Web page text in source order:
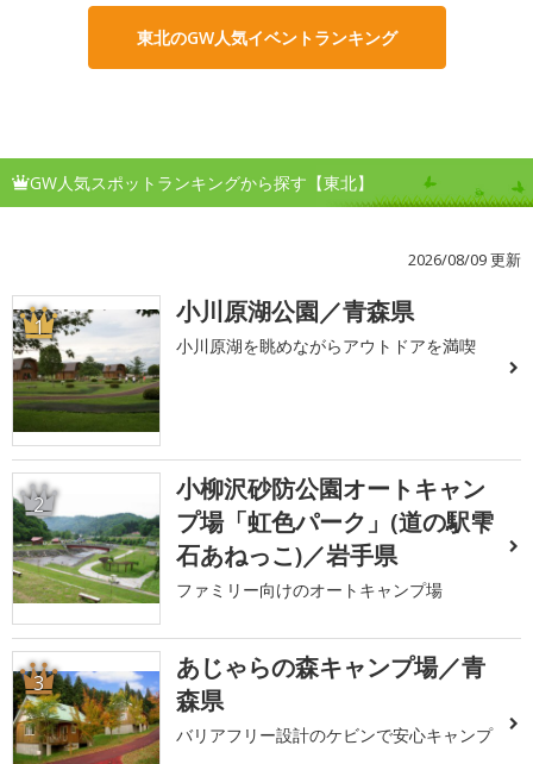
東北のGW人気イベントランキング
GW人気スポットランキングから探す【東北】
2026/08/09 更新
1 小川原湖公園／青森県
小川原湖を眺めながらアウトドアを満喫
2
小柳沢砂防公園オートキャン
プ場「虹色パーク」(道の駅雫
石あねっこ)／岩手県
ファミリー向けのオートキャンプ場
3
あじゃらの森キャンプ場／青
森県
バリアフリー設計のケビンで安心キャンプ